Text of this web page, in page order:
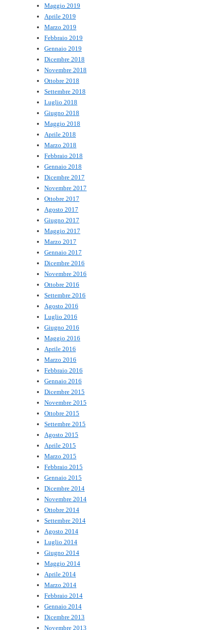
Maggio 2019
Aprile 2019
Marzo 2019
Febbraio 2019
Gennaio 2019
Dicembre 2018
Novembre 2018
Ottobre 2018
Settembre 2018
Luglio 2018
Giugno 2018
Maggio 2018
Aprile 2018
Marzo 2018
Febbraio 2018
Gennaio 2018
Dicembre 2017
Novembre 2017
Ottobre 2017
Agosto 2017
Giugno 2017
Maggio 2017
Marzo 2017
Gennaio 2017
Dicembre 2016
Novembre 2016
Ottobre 2016
Settembre 2016
Agosto 2016
Luglio 2016
Giugno 2016
Maggio 2016
Aprile 2016
Marzo 2016
Febbraio 2016
Gennaio 2016
Dicembre 2015
Novembre 2015
Ottobre 2015
Settembre 2015
Agosto 2015
Aprile 2015
Marzo 2015
Febbraio 2015
Gennaio 2015
Dicembre 2014
Novembre 2014
Ottobre 2014
Settembre 2014
Agosto 2014
Luglio 2014
Giugno 2014
Maggio 2014
Aprile 2014
Marzo 2014
Febbraio 2014
Gennaio 2014
Dicembre 2013
Novembre 2013